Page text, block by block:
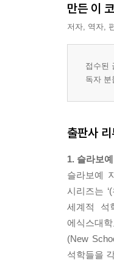
만든 이
저자, 역자,
접수된
독자
출판사
1. 슬라보
슬라보예
시리즈는
세계적 석
에식스대
(New
석학들을